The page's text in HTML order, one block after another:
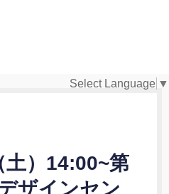
Select Language ▼
）14:00~第
ザインセン